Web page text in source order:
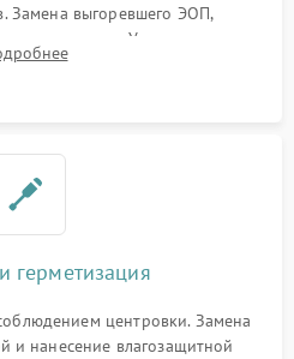
Замена выгоревшего ЭОП,
или матрицы. Ультразвуковая
с линз объектива и
герметизация
центровки. Замена
и нанесение влагозащитной